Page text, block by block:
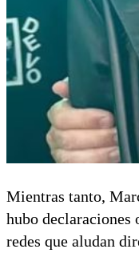
Mientras tanto,
hubo
redes que aludan